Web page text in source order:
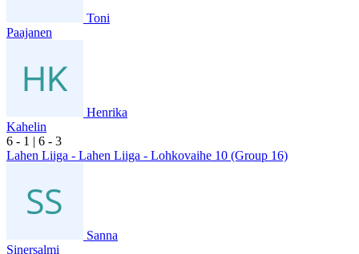
Toni
Paajanen
Henrika
Kahelin
6 - 1 | 6 - 3
Lahen Liiga - Lahen Liiga - Lohkovaihe 10 (Group 16)
Sanna
Sinersalmi